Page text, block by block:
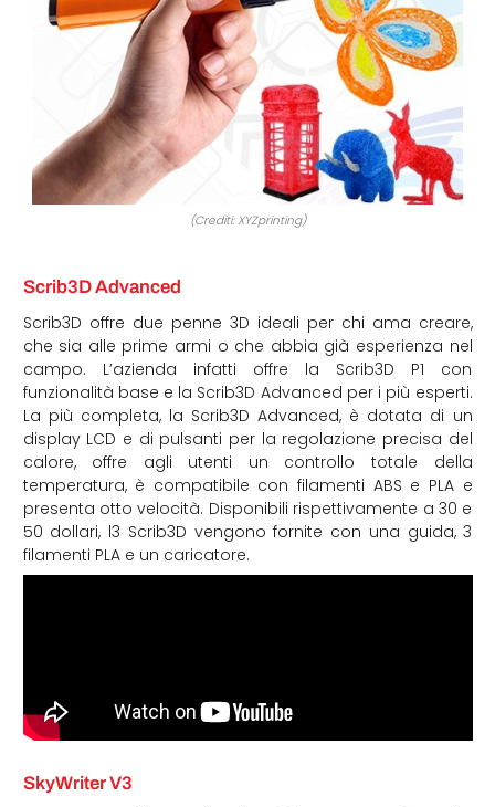
(Crediti: XYZprinting)
Scrib3D Advanced
Scrib3D offre due penne 3D ideali per chi ama creare,
che sia alle prime armi o che abbia già esperienza nel
campo. L’azienda infatti offre la Scrib3D P1 con
funzionalità base e la Scrib3D Advanced per i più esperti.
La più completa, la Scrib3D Advanced, è dotata di un
display LCD e di pulsanti per la regolazione precisa del
calore, offre agli utenti un controllo totale della
temperatura, è compatibile con filamenti ABS e PLA e
presenta otto velocità. Disponibili rispettivamente a 30 e
50 dollari, l3 Scrib3D vengono fornite con una guida, 3
filamenti PLA e un caricatore.
SkyWriter V3